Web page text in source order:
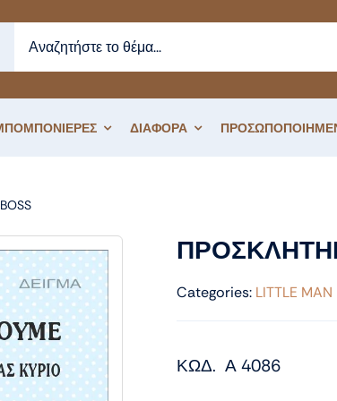
ΔΙΑΦΟΡΑ
Categories: LITTLE
ΚΩΔ. Α 4086